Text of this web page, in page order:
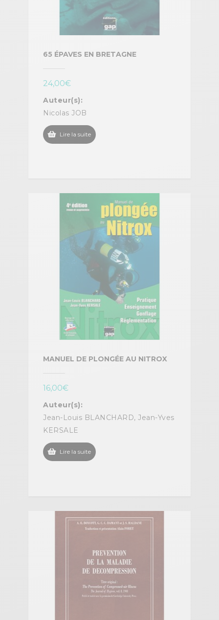
65 ÉPAVES EN BRETAGNE
24,00€
Auteur(s):
Nicolas JOB
Lire la suite
MANUEL DE PLONGÉE AU NITROX
16,00€
Auteur(s):
Jean-Louis BLANCHARD, Jean-Yves
KERSALE
Lire la suite